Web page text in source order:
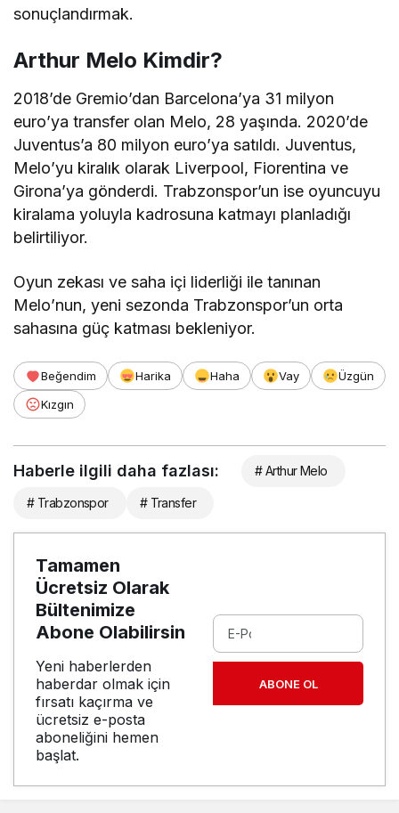
sonuçlandırmak.
Arthur Melo Kimdir?
2018’de Gremio’dan Barcelona’ya 31 milyon
euro’ya transfer olan Melo, 28 yaşında. 2020’de
Juventus’a 80 milyon euro’ya satıldı. Juventus,
Melo’yu kiralık olarak Liverpool, Fiorentina ve
Girona’ya gönderdi. Trabzonspor’un ise oyuncuyu
kiralama yoluyla kadrosuna katmayı planladığı
belirtiliyor.
Oyun zekası ve saha içi liderliği ile tanınan
Melo’nun, yeni sezonda Trabzonspor’un orta
sahasına güç katması bekleniyor.
Beğendim Harika Haha Vay
Üzgün
Kızgın
Haberle ilgili daha fazlası: # Arthur Melo
# Trabzonspor # Transfer
Tamamen
Ücretsiz Olarak
Bültenimize
Abone Olabilirsin
Yeni haberlerden
haberdar olmak için
fırsatı kaçırma ve
ücretsiz e-posta
aboneliğini hemen
başlat.
ABONE OL